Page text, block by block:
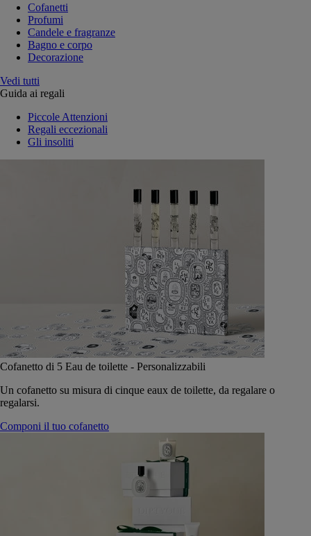
Cofanetti
Profumi
Candele e fragranze
Bagno e corpo
Decorazione
Vedi tutti
Guida ai regali
Piccole Attenzioni
Regali eccezionali
Gli insoliti
Cofanetto di 5 Eau de toilette - Personalizzabili
Un cofanetto su misura di cinque eaux de toilette, da regalare o
regalarsi.
Componi il tuo cofanetto